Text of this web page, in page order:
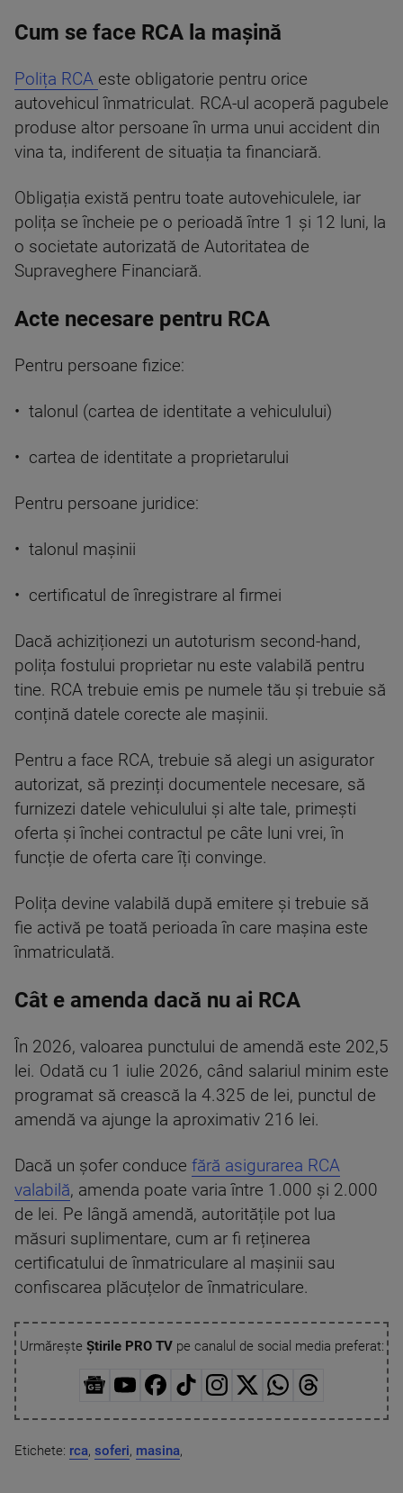
Cum se face RCA la mașină
Polița RCA este obligatorie pentru orice
autovehicul înmatriculat. RCA-ul acoperă pagubele
produse altor persoane în urma unui accident din
vina ta, indiferent de situația ta financiară.
Obligația există pentru toate autovehiculele, iar
polița se încheie pe o perioadă între 1 și 12 luni, la
o societate autorizată de Autoritatea de
Supraveghere Financiară.
Acte necesare pentru RCA
Pentru persoane fizice:
• talonul (cartea de identitate a vehiculului)
• cartea de identitate a proprietarului
Pentru persoane juridice:
• talonul mașinii
• certificatul de înregistrare al firmei
Dacă achiziționezi un autoturism second-hand,
polița fostului proprietar nu este valabilă pentru
tine. RCA trebuie emis pe numele tău și trebuie să
conțină datele corecte ale mașinii.
Pentru a face RCA, trebuie să alegi un asigurator
autorizat, să prezinți documentele necesare, să
furnizezi datele vehiculului și alte tale, primești
oferta și închei contractul pe câte luni vrei, în
funcție de oferta care îți convinge.
Polița devine valabilă după emitere și trebuie să
fie activă pe toată perioada în care mașina este
înmatriculată.
Cât e amenda dacă nu ai RCA
În 2026, valoarea punctului de amendă este 202,5
lei. Odată cu 1 iulie 2026, când salariul minim este
programat să crească la 4.325 de lei, punctul de
amendă va ajunge la aproximativ 216 lei.
Dacă un șofer conduce fără asigurarea RCA
valabilă, amenda poate varia între 1.000 și 2.000
de lei. Pe lângă amendă, autoritățile pot lua
măsuri suplimentare, cum ar fi reținerea
certificatului de înmatriculare al mașinii sau
confiscarea plăcuțelor de înmatriculare.
Urmărește Știrile PRO TVpe canalul de social media preferat:
Etichete: rca, soferi, masina,